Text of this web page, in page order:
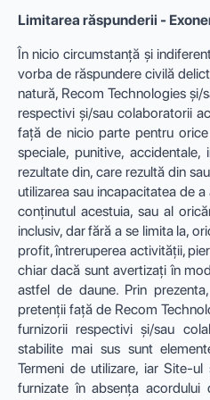
Limitarea răspunderii -
În nicio circumstanță și
vorba de răspundere civilă
natură, Recom Technologies și/
respectivi și/sau colaboratorii
față de nicio parte pentru
speciale, punitive,
rezultate din, care rezultă din
utilizarea sau incapacitatea de
conținutul acestuia, sau al
inclusiv, dar fără a se limita la,
profit, întreruperea activității,
chiar dacă sunt avertizați în
astfel de daune. Prin
pretenții față de Recom
furnizorii respectivi și/sau
stabilite mai sus sunt
Termeni de utilizare, iar Site-
furnizate în absența acordului